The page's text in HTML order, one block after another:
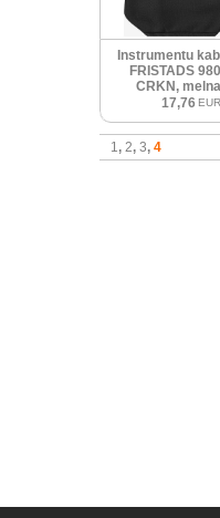
Instrumentu
FRISTADS
CRKN, melna
17,76 EUR
1 2 3 4